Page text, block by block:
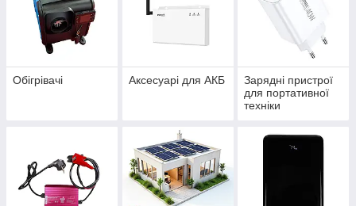
Обігрівачі Аксесуарі для АКБ
Зарядні пристрої
для портативної
техніки